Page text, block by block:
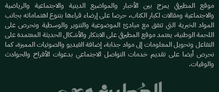
موقع المطيرفي يمزج بين الأخبار والمواضيع الدينية والاجتماعية والرياضية
والاجتماعية ومقالات لكبار الكتاب، حرصا على إرضاء قراءها بتنوع اهتماماته بجانب
المواد الخبرية التي تتفق مع مبادئ الموضوعية والتنوير والوسطية ونحرص على
اللحمة الوطنية، يعتمد موقع المطيرفي على الابتكار والأشكال الحديثة المعتمدة على
التفاعل وتحويل المعلومات إلى مواد جذابة، إضافة الفيديو والصوتيات المميزة، كما
نحرص أيضا على تقديم خدمات التواصل الاجتماعي بدعوات الأفراح والحوادث
والوفيات.